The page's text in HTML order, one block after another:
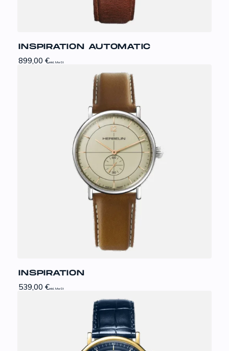
INSPIRATION AUTOMATIC
899,00€inkl. MwSt
INSPIRATION
539,00€inkl. MwSt